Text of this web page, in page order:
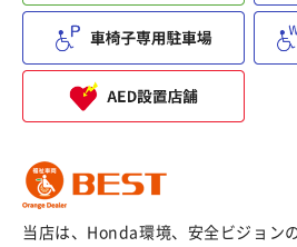
当店は、Honda環境、安全ビジョン